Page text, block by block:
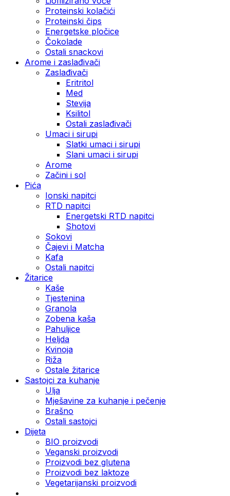
Proteinski kolačići
Proteinski čips
Energetske pločice
Čokolade
Ostali snackovi
Arome i zaslađivači
Zaslađivači
Eritritol
Med
Stevija
Ksilitol
Ostali zaslađivači
Umaci i sirupi
Slatki umaci i sirupi
Slani umaci i sirupi
Arome
Začini i sol
Pića
Ionski napitci
RTD napitci
Energetski RTD napitci
Shotovi
Sokovi
Čajevi i Matcha
Kafa
Ostali napitci
Žitarice
Kaše
Tjestenina
Granola
Zobena kaša
Pahuljice
Heljda
Kvinoja
Riža
Ostale žitarice
Sastojci za kuhanje
Ulja
Mješavine za kuhanje i pečenje
Brašno
Ostali sastojci
Dijeta
BIO proizvodi
Veganski proizvodi
Proizvodi bez glutena
Proizvodi bez laktoze
Vegetarijanski proizvodi